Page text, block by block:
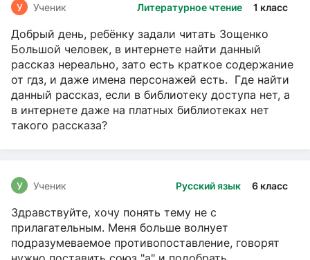
Литературное чтение 1 класс
У Ученик
Добрый день, ребёнку задали читать Зощенко
Большой человек, в интернете найти данный
рассказ нереально, зато есть краткое содержание
от гдз, и даже имена персонажей есть. Где найти
данный рассказ, если в библиотеку доступа нет, а
в интернете даже на платных библиотеках нет
такого рассказа?
Русский язык 6 класс
У Ученик
Здравствуйте, хочу понять тему не с
прилагательным. Меня больше волнует
подразумеваемое противопоставление, говорят